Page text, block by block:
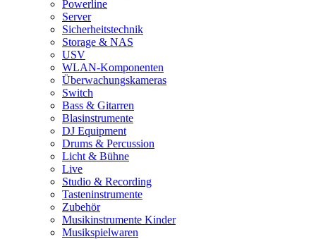
Powerline
Server
Sicherheitstechnik
Storage & NAS
USV
WLAN-Komponenten
Überwachungskameras
Switch
Bass & Gitarren
Blasinstrumente
DJ Equipment
Drums & Percussion
Licht & Bühne
Live
Studio & Recording
Tasteninstrumente
Zubehör
Musikinstrumente Kinder
Musikspielwaren